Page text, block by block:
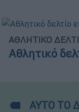
ΑΘΛΗΤΙΚΟ
Αθλητικό
ΑΥΤΟ ΤΟ